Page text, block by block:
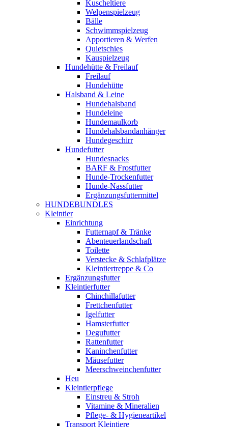
Kuscheltiere
Welpenspielzeug
Bälle
Schwimmspielzeug
Apportieren & Werfen
Quietschies
Kauspielzeug
Hundehütte & Freilauf
Freilauf
Hundehütte
Halsband & Leine
Hundehalsband
Hundeleine
Hundemaulkorb
Hundehalsbandanhänger
Hundegeschirr
Hundefutter
Hundesnacks
BARF & Frostfutter
Hunde-Trockenfutter
Hunde-Nassfutter
Ergänzungsfuttermittel
HUNDEBUNDLES
Kleintier
Einrichtung
Futternapf & Tränke
Abenteuerlandschaft
Toilette
Verstecke & Schlafplätze
Kleintiertreppe & Co
Ergänzungsfutter
Kleintierfutter
Chinchillafutter
Frettchenfutter
Igelfutter
Hamsterfutter
Degufutter
Rattenfutter
Kaninchenfutter
Mäusefutter
Meerschweinchenfutter
Heu
Kleintierpflege
Einstreu & Stroh
Vitamine & Mineralien
Pflege- & Hygieneartikel
Transport Kleintiere